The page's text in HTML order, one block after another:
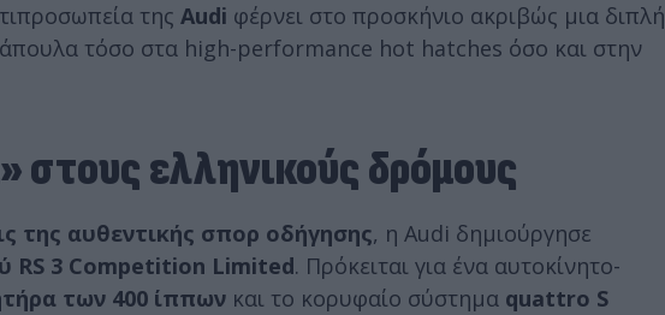
της Audi φέρνει στο προσκήνιο ακριβώς μια διπλή
τόσο στα high-performance hot hatches όσο και στην
στους ελληνικούς δρόμους
της αυθεντικής σπορ οδήγησης, η Audi δημιούργησε
RS 3 Competition Limited. Πρόκειται για ένα αυτοκίνητο-
των 400 ίππων και το κορυφαίο σύστημα quattro S